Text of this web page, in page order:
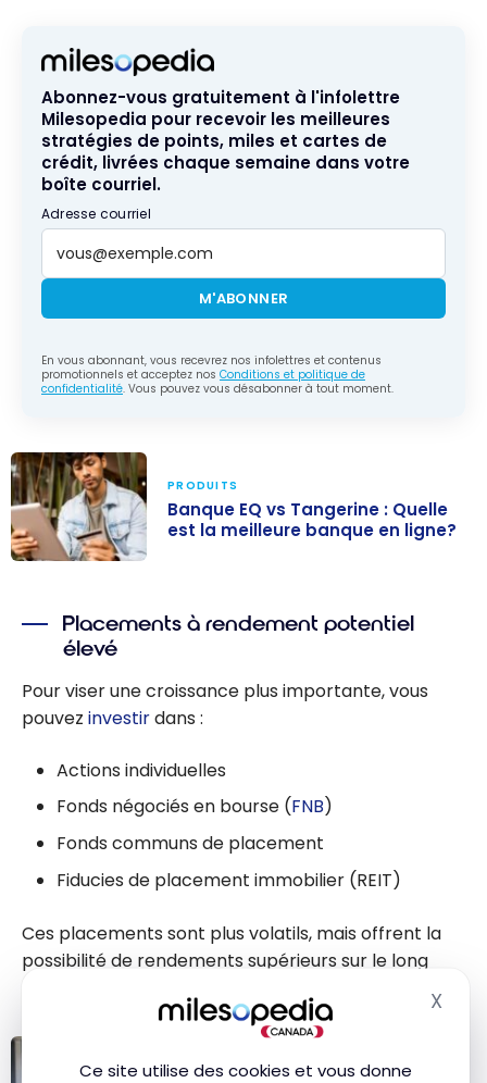
Ce site utilise des cookies et vous donne
X
Abonnez-vous gratuitement à l'infolettre
Milesopedia pour recevoir les meilleures
stratégies de points, miles et cartes de
crédit, livrées chaque semaine dans votre
boîte courriel.
Adresse courriel
M'ABONNER
En vous abonnant, vous recevrez nos infolettres et contenus
promotionnels et acceptez nos Conditions et politique de
confidentialité. Vous pouvez vous désabonner à tout moment.
Quelle est la
meilleure
banque en
ligne?
PRODUITS
Banque EQ vs Tangerine : Quelle
est la meilleure banque en ligne?
Placements à rendement potentiel
élevé
Pour viser une croissance plus importante, vous
pouvez investirdans :
Actions individuelles
Fonds négociés en bourse (FNB)
Fonds communs de placement
Fiducies de placement immobilier (REIT)
Ces placements sont plus volatils, mais offrent la
possibilité de rendements supérieurs sur le long
INVESTISSEMENTS